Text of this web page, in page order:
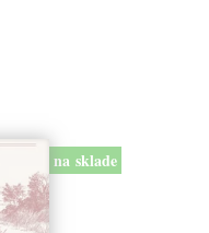
na sklade